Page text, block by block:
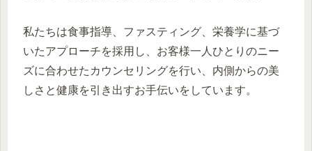
私たちは食事指導、ファスティング、栄養学に基づ
いたアプローチを採用し、お客様一人ひとりのニー
ズに合わせたカウンセリングを行い、内側からの美
しさと健康を引き出すお手伝いをしています。